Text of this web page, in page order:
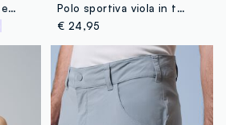
Shorts blu in tessuto elasticizzato ALTAVIA SAILING
Polo sportiva viola in tessuto elasticizzato ALTAVIA COURT
€ 24,95